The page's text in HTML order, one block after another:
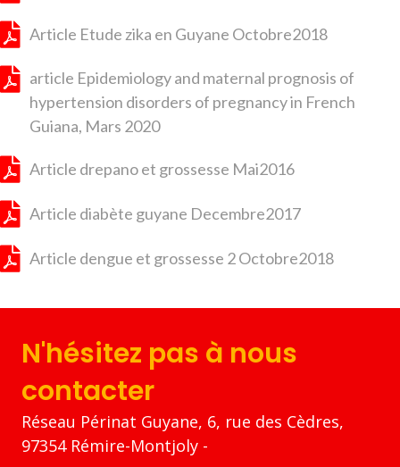
Article Etude zika en Guyane Octobre2018
article Epidemiology and maternal prognosis of
hypertension disorders of pregnancy in French
Guiana, Mars 2020
Article drepano et grossesse Mai2016
Article diabète guyane Decembre2017
Article dengue et grossesse 2 Octobre2018
N'hésitez pas à nous
contacter
Réseau Périnat Guyane, 6, rue des Cèdres,
97354 Rémire-Montjoly -